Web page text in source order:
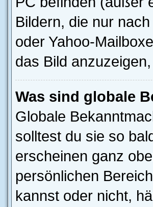
Bildern, die nur
oder Yahoo-
das Bild
Was sind globale
Globale
solltest du sie so
erscheinen ganz
persönlichen
kannst oder nicht,